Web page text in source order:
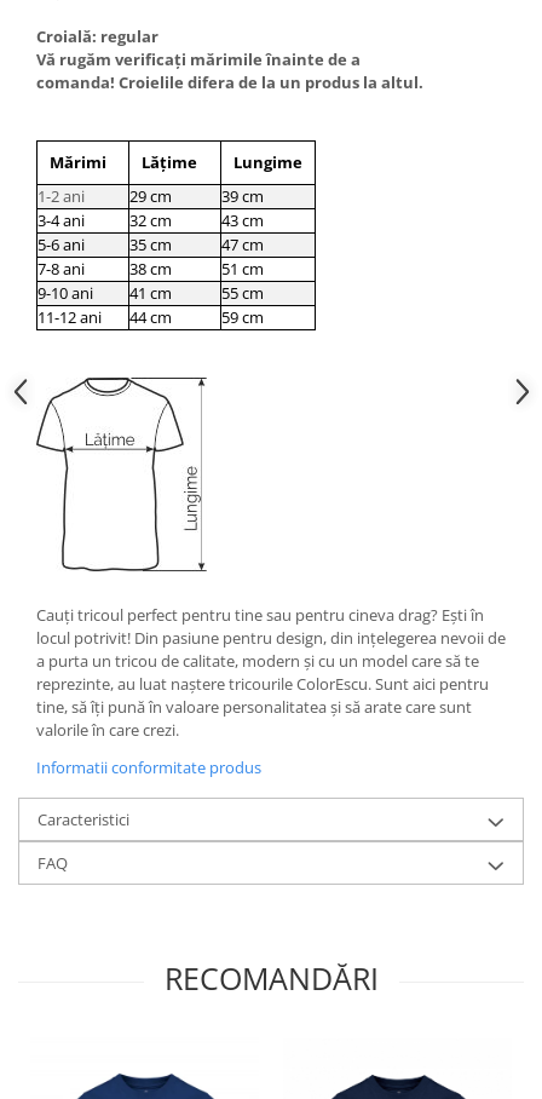
Croială: regular
Vă rugăm verificaţi mărimile înainte de a
comanda! Croielile difera de la un produs la altul.
Mărimi Lățime
Lungime
1-2 ani
29 cm
39 cm
3-4 ani
32 cm
43 cm
5-6 ani
35 cm
47 cm
7-8 ani
38 cm
51 cm
9-10 ani
41 cm
55 cm
11-12 ani
44 cm 59 cm
Cauţi tricoul perfect pentru tine sau pentru cineva drag? Eşti în
locul potrivit! Din pasiune pentru design, din inţelegerea nevoii de
a purta un tricou de calitate, modern şi cu un model care să te
reprezinte, au luat naştere tricourile ColorEscu. Sunt aici pentru
tine, să îţi pună în valoare personalitatea şi să arate care sunt
valorile în care crezi.
Informatii conformitate produs
Caracteristici
FAQ
RECOMANDĂRI